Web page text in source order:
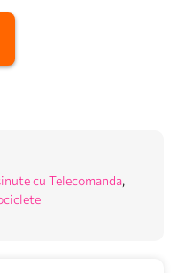
cu Telecomanda,